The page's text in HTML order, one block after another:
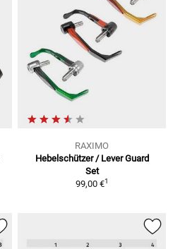
RAXIMO
Hebelschützer / Lever Guard
Set
99,00 €1